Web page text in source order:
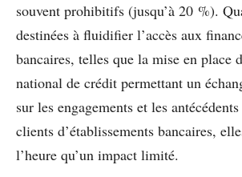
souvent prohibitifs (jusqu’à 20 %).
destinées à fluidifier l’accès aux
bancaires, telles que la mise en place
national de crédit permettant un
sur les engagements et les
clients d’établissements bancaires,
l’heure qu’un impact limité.